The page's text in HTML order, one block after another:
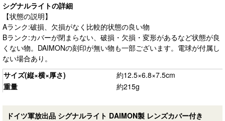
シグナルライトの詳細
【状態の説明】
Aランク:破損、欠損がなく比較的状態の良い物
Bランク:カバーが閉まらない、破損・欠損・変形があるなど状態が良
くない物。DAIMONの刻印が無い物も一部ございます。電球が付属し
ない場合あり。
サイズ(縦×横×厚さ)
約12.5×6.8×7.5cm
重量
約215g
ドイツ軍放出品 シグナルライト DAIMON製 レンズカバー付き